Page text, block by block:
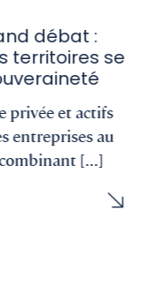
débat :
territoires se
privée et actifs
entreprises au
[...]